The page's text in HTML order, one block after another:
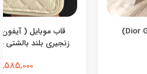
قاب گوشی باغ دیور (Dior Garden)
قاب موبایل (
زنجیری بلند بالشتی
1,585,000 تومان